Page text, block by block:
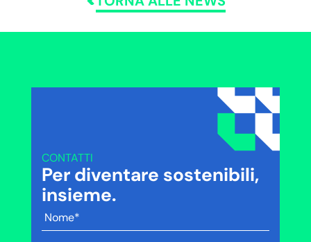
CONTATTI
Per diventare sostenibili,
insieme.